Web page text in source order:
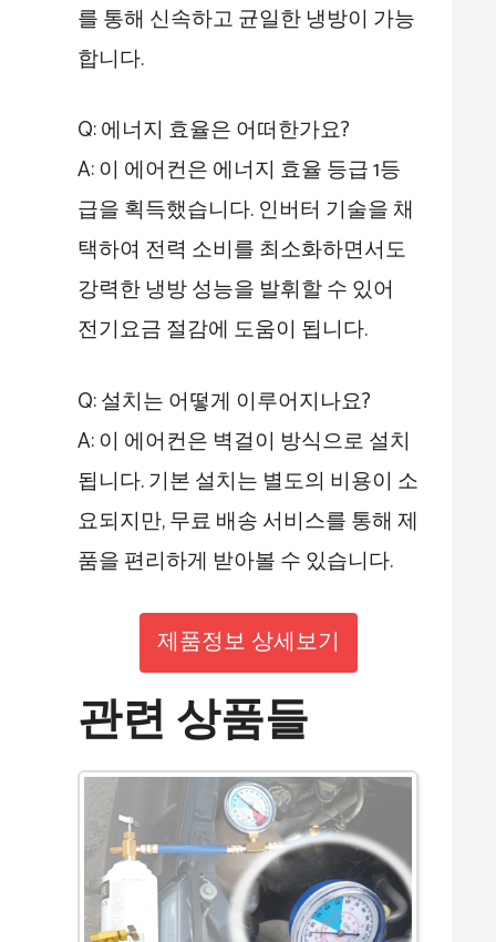
를 통해 신속하고 균일한 냉방이 가능
합니다.
Q: 에너지 효율은 어떠한가요?
A: 이 에어컨은 에너지 효율 등급 1등
급을 획득했습니다. 인버터 기술을 채
택하여 전력 소비를 최소화하면서도
강력한 냉방 성능을 발휘할 수 있어
전기요금 절감에 도움이 됩니다.
Q: 설치는 어떻게 이루어지나요?
A: 이 에어컨은 벽걸이 방식으로 설치
됩니다. 기본 설치는 별도의 비용이 소
요되지만, 무료 배송 서비스를 통해 제
품을 편리하게 받아볼 수 있습니다.
제품정보 상세보기
관련 상품들